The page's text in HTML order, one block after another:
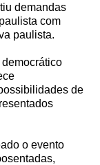
demandas
com
paulista.
de
o evento